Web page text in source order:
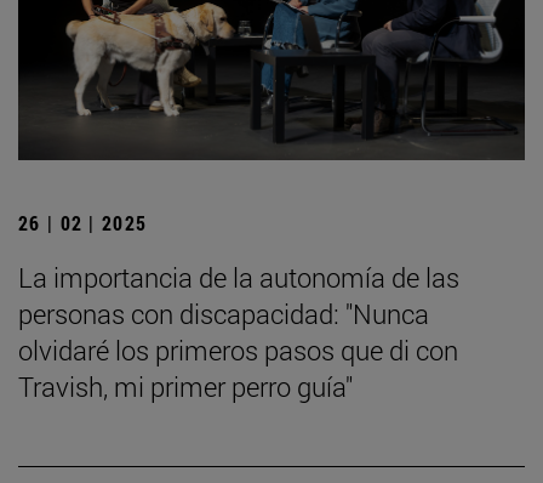
26 | 02 | 2025
La importancia de la autonomía de las
personas con discapacidad: "Nunca
olvidaré los primeros pasos que di con
Travish, mi primer perro guía"